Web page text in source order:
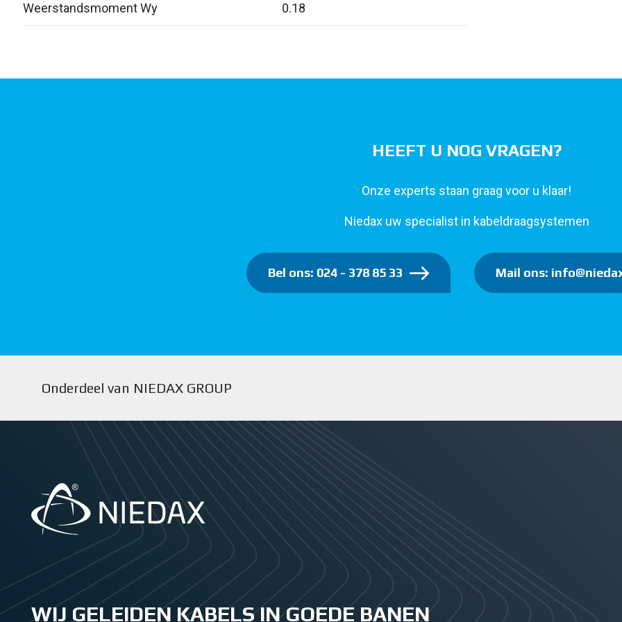
Weerstandsmoment Wy 0.18
HEEFT U NOG VRAGEN?
Onze experts staan graag voor u klaar!
Niedax uw specialist in kabeldraagsystemen
Bel ons: 024 - 378 85 33 Mail ons:
Onderdeel van NIEDAX GROUP
WIJ GELEIDEN KABELS IN GOEDE BANEN